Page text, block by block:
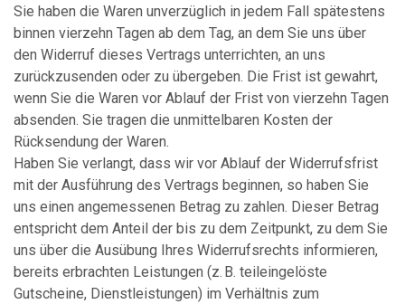
Sie haben die Waren unverzüglich in jedem Fall spätestens
binnen vierzehn Tagen ab dem Tag, an dem Sie uns über
den Widerruf dieses Vertrags unterrichten, an uns
zurückzusenden oder zu übergeben. Die Frist ist gewahrt,
wenn Sie die Waren vor Ablauf der Frist von vierzehn Tagen
absenden. Sie tragen die unmittelbaren Kosten der
Rücksendung der Waren.
Haben Sie verlangt, dass wir vor Ablauf der Widerrufsfrist
mit der Ausführung des Vertrags beginnen, so haben Sie
uns einen angemessenen Betrag zu zahlen. Dieser Betrag
entspricht dem Anteil der bis zu dem Zeitpunkt, zu dem Sie
uns über die Ausübung Ihres Widerrufsrechts informieren,
bereits erbrachten Leistungen (z. B. teileingelöste
Gutscheine, Dienstleistungen) im Verhältnis zum